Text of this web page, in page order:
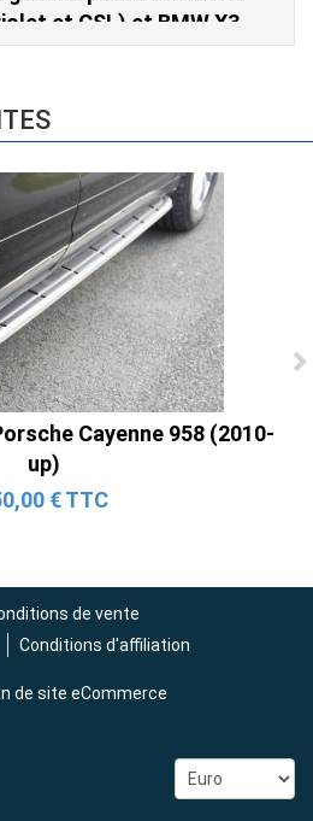
Active 4 Sorties avec
Mustang GT & V6
2023)
€ TTC
et CSL) et BMW X3
2010)
Cayenne 958 (2010-
up)
€ TTC
de vente
Conditions d'affiliation
de site eCommerce